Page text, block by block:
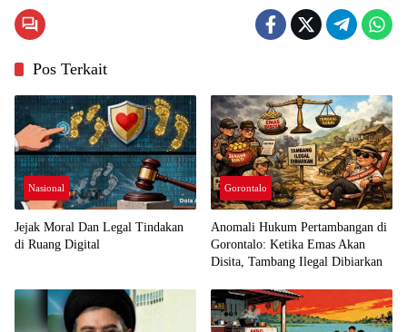
Pos Terkait
Nasional
Jejak Moral Dan Legal Tindakan
di Ruang Digital
Gorontalo
Anomali Hukum Pertambangan di
Gorontalo: Ketika Emas Akan
Disita, Tambang Ilegal Dibiarkan